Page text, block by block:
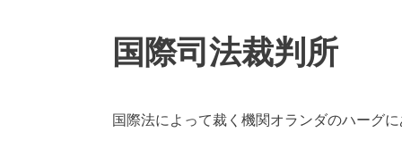
国際司法裁判所
国際法によって裁く機関オランダのハーグ